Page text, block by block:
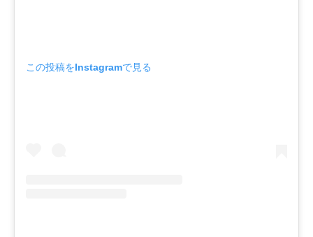
この投稿をInstagramで見る